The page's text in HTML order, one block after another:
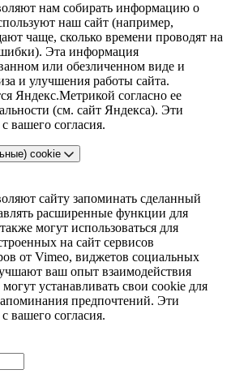
нам собирать информацию о
наш сайт (например,
чаще, сколько времени проводят на
Эта информация
или обезличенном виде и
и улучшения работы сайта.
Яндекс.Метрикой согласно ее
(см. сайт Яндекса). Эти
вашего согласия.
cookie
сайту запоминать сделанный
расширенные функции для
могут использоваться для
на сайт сервисов
от Vimeo, виджетов социальных
ваш опыт взаимодействия
устанавливать свои cookie для
предпочтений. Эти
вашего согласия.